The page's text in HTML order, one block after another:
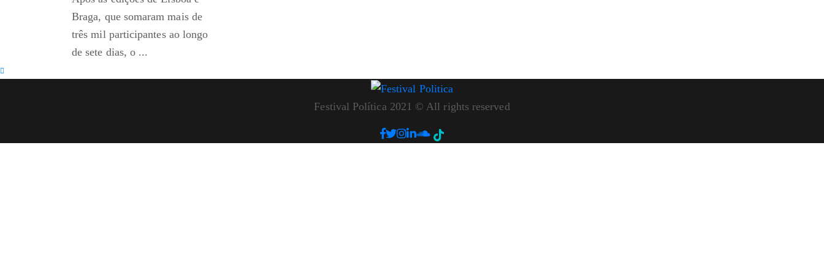
Braga, que somaram mais de
três mil participantes ao longo
de sete dias, o ...
Festival Política 2021 © All rights reserved